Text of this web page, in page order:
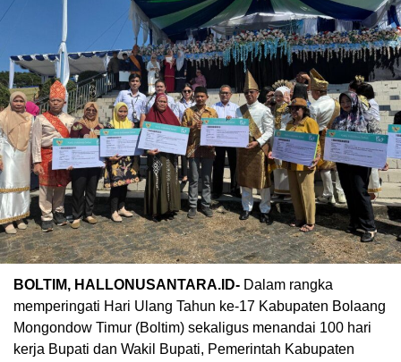
BOLTIM, HALLONUSANTARA.ID- Dalam rangka
memperingati Hari Ulang Tahun ke-17 Kabupaten Bolaang
Mongondow Timur (Boltim) sekaligus menandai 100 hari
kerja Bupati dan Wakil Bupati, Pemerintah Kabupaten